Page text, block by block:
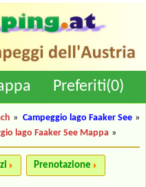
Preferiti(0)
» Campeggio lago Faaker See »
lago Faaker See Mappa »
Prenotazione